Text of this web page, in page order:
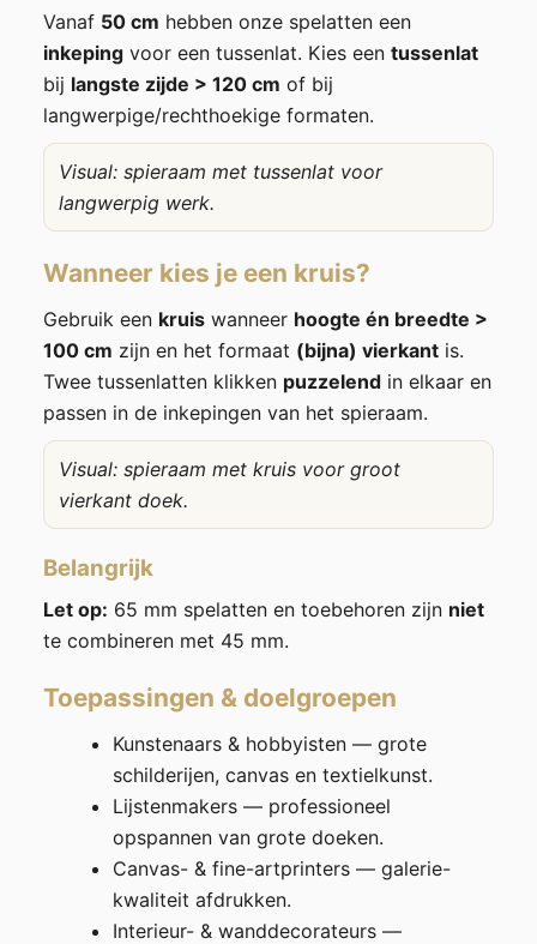
Vanaf 50 cm hebben onze spelatten een
inkeping voor een tussenlat. Kies een tussenlat
bij langste zijde > 120 cm of bij
langwerpige/rechthoekige formaten.
Visual: spieraam met tussenlat voor
langwerpig werk.
Wanneer kies je een kruis?
Gebruik een kruis wanneer hoogte én breedte >
100 cm zijn en het formaat (bijna) vierkant is.
Twee tussenlatten klikken puzzelend in elkaar en
passen in de inkepingen van het spieraam.
Visual: spieraam met kruis voor groot
vierkant doek.
Belangrijk
Let op: 65 mm spelatten en toebehoren zijn niet
te combineren met 45 mm.
Toepassingen & doelgroepen
Kunstenaars & hobbyisten — grote
schilderijen, canvas en textielkunst.
Lijstenmakers — professioneel
opspannen van grote doeken.
Canvas- & fine-artprinters — galerie-
kwaliteit afdrukken.
Interieur- & wanddecorateurs —